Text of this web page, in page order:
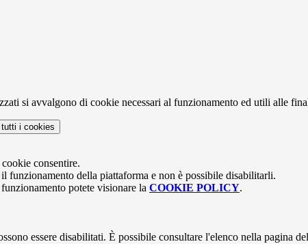
si avvalgono di cookie necessari al funzionamento ed utili alle
i cookies
consentire.
funzionamento della piattaforma e non è possibile disabilitarli.
potete visionare la COOKIE POLICY.
essere disabilitati. È possibile consultare l'elenco nella pagina